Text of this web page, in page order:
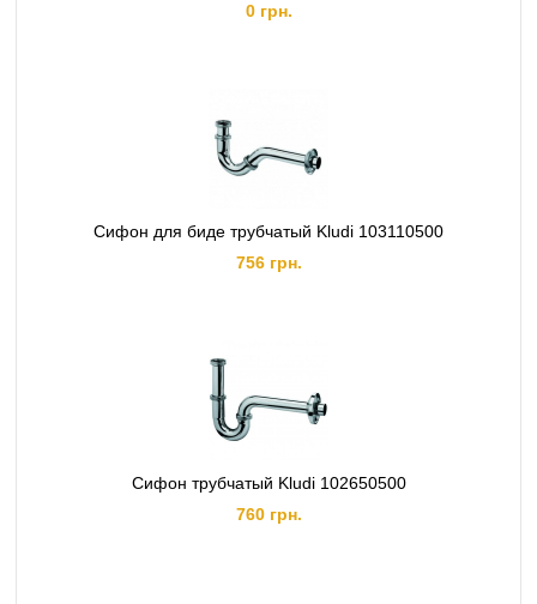
0 грн.
Сифон для биде трубчатый Kludi 103110500
756 грн.
Сифон трубчатый Kludi 102650500
760 грн.